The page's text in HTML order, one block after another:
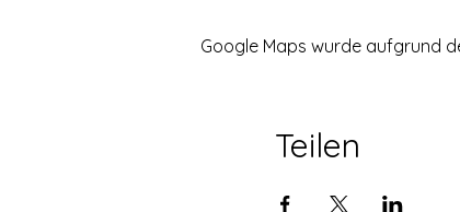
Google Maps wurde aufgrund
Teilen